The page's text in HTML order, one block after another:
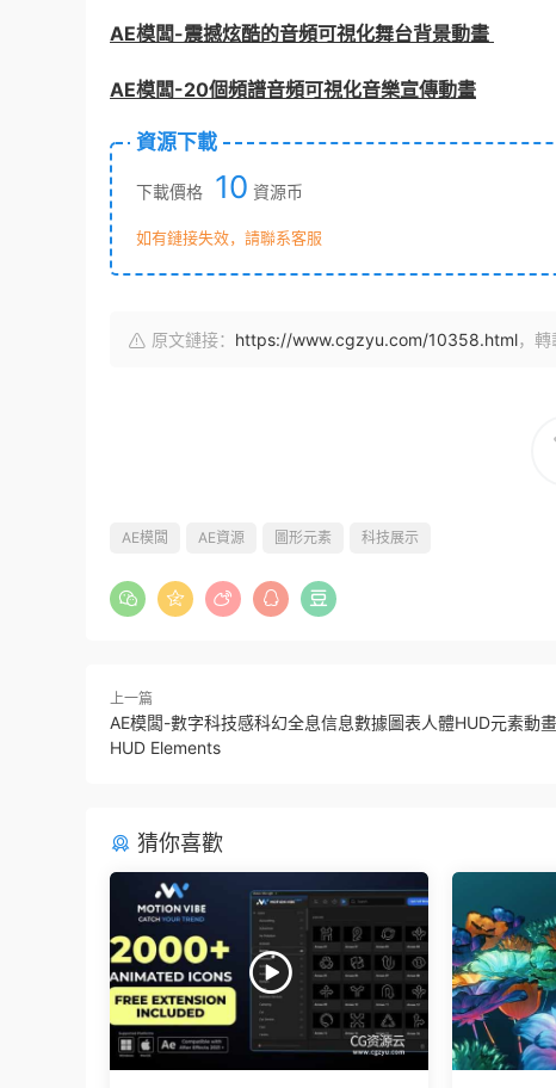
AE模闆-震撼炫酷的音頻可視化舞台背景動畫
AE模闆-20個頻譜音頻可視化音樂宣傳動畫
資源下載
下載價格 10 資源币
如有鏈接失效，請聯系客服
原文鏈接： https://www.cgzyu.com/10358.html，轉
AE模闆 AE資源 圖形元素 科技展示
上一篇
AE模闆-數字科技感科幻全息信息數據圖表人體HUD元素動
HUD Elements
猜你喜歡